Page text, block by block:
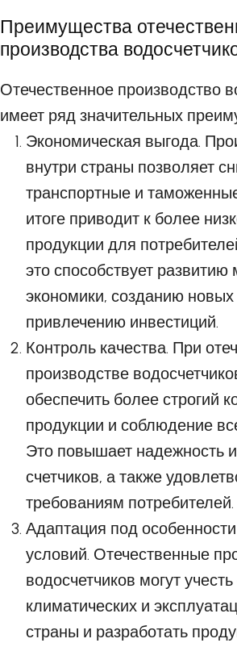
Преимущества
производства
Отечественное производство
имеет ряд значительных
Экономическая выгода.
внутри страны позволяет
транспортные и
итоге приводит к более
продукции для
это способствует развитию
экономики, созданию
привлечению инвестиций.
Контроль качества. При
производстве
обеспечить более строгий
продукции и соблюдение
Это повышает надежность
счетчиков, а также
требованиям потребителей.
Адаптация под
условий. Отечественные
водосчетчиков могут
климатических и
страны и разработать